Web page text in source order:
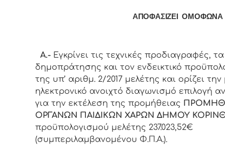
ΑΠΟΦΑΣΙΖΕΙ ΟΜΟΦΩΝΑ
Α.- Εγκρίνει τις τεχνικές προδιαγραφές,
δημοπράτησης και τον ενδεικτικό
της υπ’ αριθμ. 2/2017 μελέτης και ορίζει την
ηλεκτρονικό ανοιχτό διαγωνισμό επιλογή
για την εκτέλεση της προμήθειας
ΟΡΓΑΝΩΝ ΠΑΙΔΙΚΩΝ ΧΑΡΩΝ ΔΗΜΟΥ
προϋπολογισμού μελέτης 237.023,52€
(συμπεριλαμβανομένου Φ.Π.Α.).